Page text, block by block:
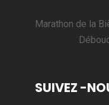
Marathon de la
SUIVEZ -